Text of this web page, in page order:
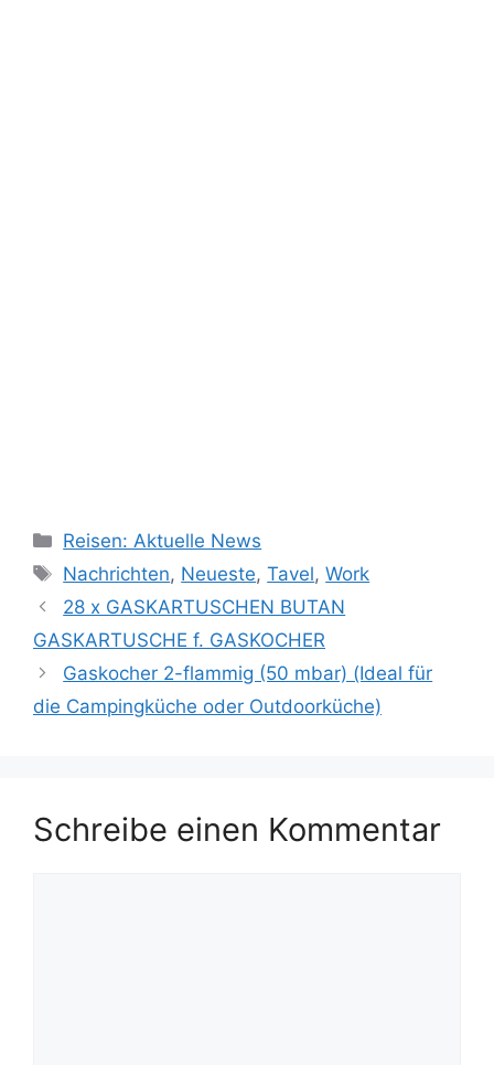
Kategorien
Reisen: Aktuelle News
Schlagwörter
Nachrichten, Neueste,Tavel,Work
28 x GASKARTUSCHEN BUTAN
GASKARTUSCHE f. GASKOCHER
Gaskocher 2-flammig (50 mbar) (Ideal für
die Campingküche oder Outdoorküche)
Schreibe einen Kommentar